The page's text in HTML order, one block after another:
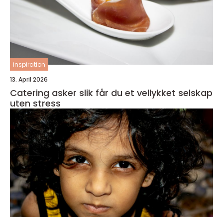
inspiration
13. April 2026
Catering asker slik får du et vellykket selskap
uten stress